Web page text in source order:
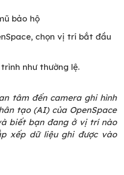
bảo hộ
chọn vị trí bắt đầu
như thường lệ.
tâm đến camera ghi hình
tạo (AI) của OpenSpace
biết bạn đang ở vị trí nào
xếp dữ liệu ghi được vào